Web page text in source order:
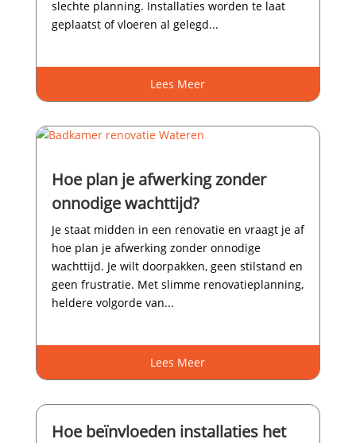
slechte planning.​ Installaties worden te laat
geplaatst of vloeren al gelegd...
Lees Meer
Hoe plan je afwerking zonder
onnodige wachttijd?
Je staat midden in een renovatie en vraagt je af
hoe plan je afwerking zonder onnodige
wachttijd.​ Je wilt doorpakken, geen stilstand en
geen frustratie.​ Met slimme renovatieplanning,
heldere volgorde van...
Lees Meer
Hoe beïnvloeden installaties het